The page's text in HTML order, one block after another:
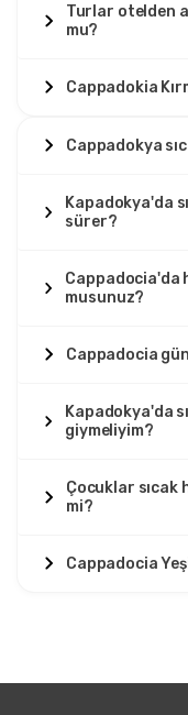
Turlar otelden
mu?
Cappadokia
Cappadokya
Kapadokya'da
sürer?
Cappadocia'da
musunuz?
Cappadocia
Kapadokya'da
giymeliyim?
Çocuklar sıcak
mi?
Cappadocia